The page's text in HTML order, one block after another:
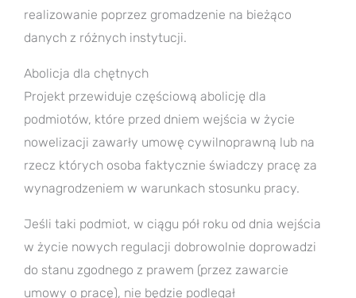
realizowanie poprzez gromadzenie na bieżąco
danych z różnych instytucji.
Abolicja dla chętnych
Projekt przewiduje częściową abolicję dla
podmiotów, które przed dniem wejścia w życie
nowelizacji zawarły umowę cywilnoprawną lub na
rzecz których osoba faktycznie świadczy pracę za
wynagrodzeniem w warunkach stosunku pracy.
Jeśli taki podmiot, w ciągu pół roku od dnia wejścia
w życie nowych regulacji dobrowolnie doprowadzi
do stanu zgodnego z prawem (przez zawarcie
umowy o pracę), nie będzie podlegał